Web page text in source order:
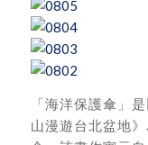
「海洋保護傘」
山漫遊台北盆地